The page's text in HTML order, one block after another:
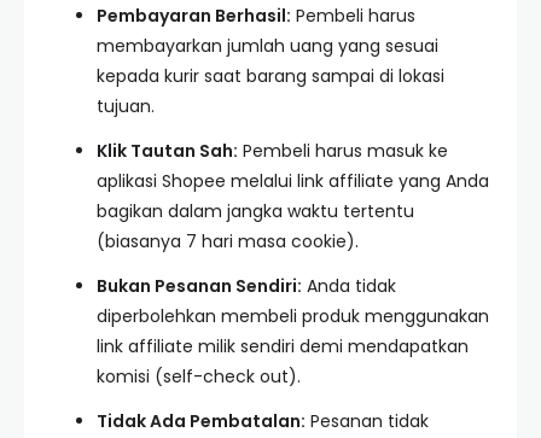
Pembayaran Berhasil: Pembeli harus
membayarkan jumlah uang yang sesuai
kepada kurir saat barang sampai di lokasi
tujuan.
Klik Tautan Sah: Pembeli harus masuk ke
aplikasi Shopee melalui link affiliate yang Anda
bagikan dalam jangka waktu tertentu
(biasanya 7 hari masa cookie).
Bukan Pesanan Sendiri: Anda tidak
diperbolehkan membeli produk menggunakan
link affiliate milik sendiri demi mendapatkan
komisi (self-check out).
Tidak Ada Pembatalan: Pesanan tidak